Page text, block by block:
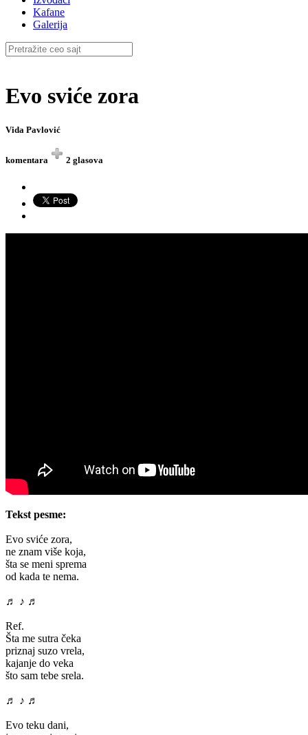
Kafane
Galerija
Evo sviće zora
Vida Pavlović
komentara 2 glasova
Tekst pesme:
Evo sviće zora,
ne znam više koja,
šta se meni sprema
od kada te nema.
♬ ♪ ♬
Ref.
Šta me sutra čeka
priznaj suzo vrela,
kajanje do veka
što sam tebe srela.
♬ ♪ ♬
Evo teku dani,